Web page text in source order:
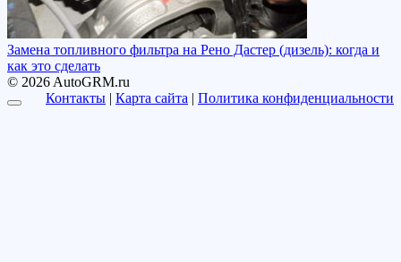
Замена топливного фильтра на Рено Дастер (дизель): когда и
как это сделать
© 2026 AutoGRM.ru
Контакты | Карта сайта | Политика конфиденциальности